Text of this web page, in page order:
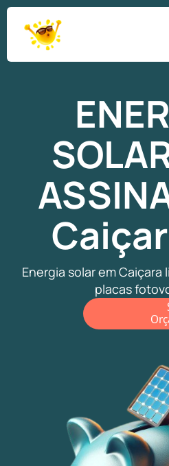
Energia solar em
placas